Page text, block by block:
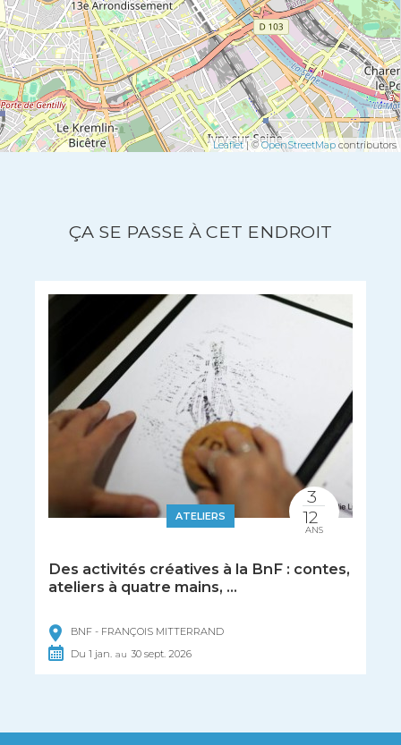
Leaflet| ©OpenStreetMap contributors
ÇA SE PASSE À CET ENDROIT
ATELIERS
Des activités créatives à la BnF : contes,
ateliers à quatre mains, ...
BNF - FRANÇOIS MITTERRAND
Du1 jan. au 30sept. 2026
3
12
ANS